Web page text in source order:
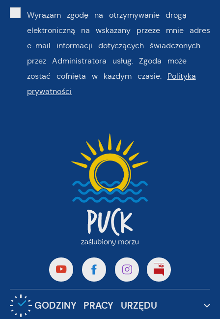
Wyrażam zgodę na otrzymywanie drogą
elektroniczną na wskazany przeze mnie adres
e-mail informacji dotyczących świadczonych
przez Administratora usług. Zgoda może
zostać cofnięta w każdym czasie. Polityka
prywatności
GODZINY PRACY URZĘDU